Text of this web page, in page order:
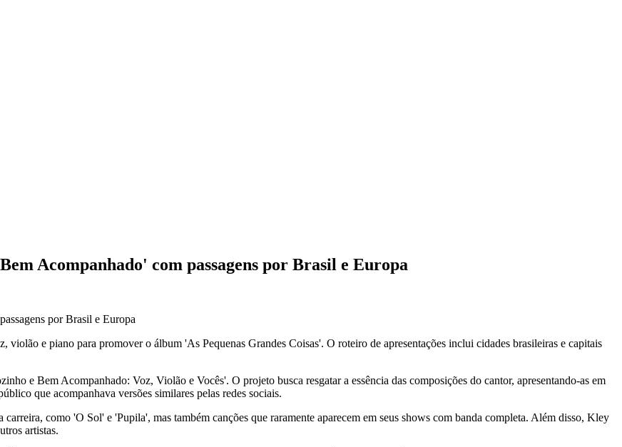
Acompanhado' com passagens por Brasil e Europa
e piano para promover o álbum 'As Pequenas Grandes Coisas'. O roteiro de apresentações inclui cidades brasileiras e capitais
e Bem Acompanhado: Voz, Violão e Vocês'. O projeto busca resgatar a essência das composições do cantor, apresentando-as em
que acompanhava versões similares pelas redes sociais.
como 'O Sol' e 'Pupila', mas também canções que raramente aparecem em seus shows com banda completa. Além disso, Kley
artistas.